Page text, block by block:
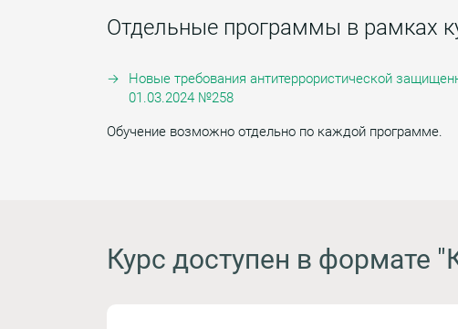
Отдельные программы в рамках
Новые требования антитеррористической
01.03.2024 №258
Обучение возможно отдельно по каждой программе.
Курс доступен в формате